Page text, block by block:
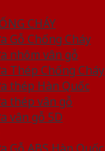
CHÁY
Gỗ Chống Cháy
nhôm vân gỗ
Thép Chống Cháy
thép Hàn Quốc
thép vân gỗ
vân gỗ 5D